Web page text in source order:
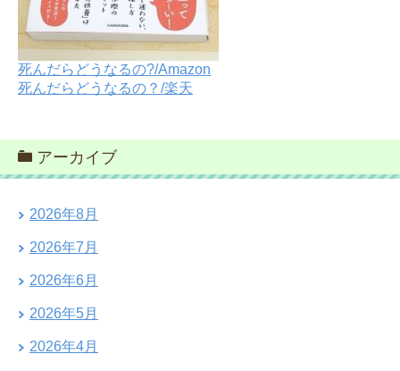
死んだらどうなるの?/Amazon
死んだらどうなるの？/楽天
アーカイブ
2026年8月
2026年7月
2026年6月
2026年5月
2026年4月